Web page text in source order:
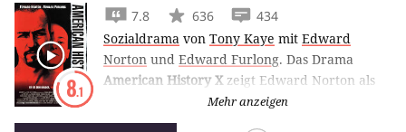
8.1
7.8 636
434
Sozialdrama von Tony Kaye mit Edward
Norton und Edward Furlong. Das Drama
American History X zeigt Edward Norton als
Neo-Nazi, der sich im Gefängnis zwar wandelt,
nun aber seinen kleinen Bruder abhalten
Mehr anzeigen